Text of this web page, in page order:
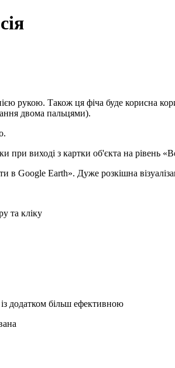
рукою. Також ця фіча буде корисна
двома пальцями).
виході з картки об'єкта на рівень
в Google Earth». Дуже розкішна
та кліку
із додатком більш ефективною